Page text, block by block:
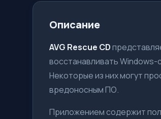
Описание
AVG Rescue CD
восстанавливать
Некоторые из них могут
вредоносным ПО.
Приложением содержит